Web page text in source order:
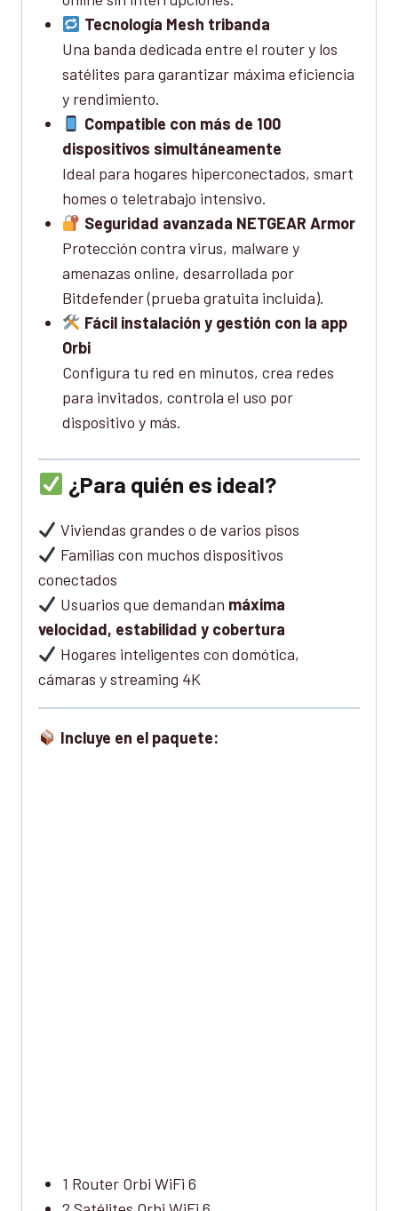
Tecnología Mesh tribanda
Una banda dedicada entre el router y los
satélites para garantizar máxima eficiencia
y rendimiento.
Compatible con más de 100
dispositivos simultáneamente
Ideal para hogares hiperconectados, smart
homes o teletrabajo intensivo.
Seguridad avanzada NETGEAR Armor
Protección contra virus, malware y
amenazas online, desarrollada por
Bitdefender (prueba gratuita incluida).
Fácil instalación y gestión con la app
Orbi
Configura tu red en minutos, crea redes
para invitados, controla el uso por
dispositivo y más.
¿Para quién es ideal?
Viviendas grandes o de varios pisos
Familias con muchos dispositivos
conectados
Usuarios que demandan máxima
velocidad, estabilidad y cobertura
Hogares inteligentes con domótica,
cámaras y streaming 4K
Incluye en el paquete:
1 Router Orbi WiFi 6